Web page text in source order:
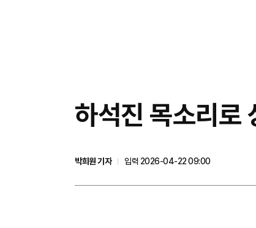
하석진 목소리로
박희원 기자
입력 2026-04-22 09:00